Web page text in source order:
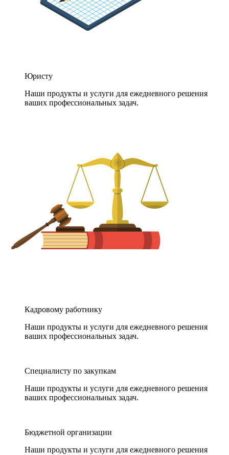
Юристу
Наши продукты и услуги для ежедневного решения
ваших профессиональных задач.
Кадровому работнику
Наши продукты и услуги для ежедневного решения
ваших профессиональных задач.
Специалисту по закупкам
Наши продукты и услуги для ежедневного решения
ваших профессиональных задач.
Бюджетной организации
Наши продукты и услуги для ежедневного решения